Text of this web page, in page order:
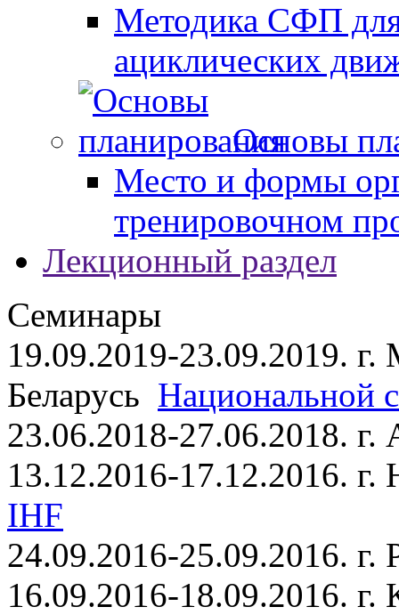
Методика СФП для
ациклических
Основы
Место и формы
тренировочном
Лекционный раздел
Семинары
19.09.2019-23.09.2019. г.
Беларусь Национальной
23.06.2018-27.06.2018.
13.12.2016-17.12.2016.
IHF
24.09.2016-25.09.2016. г.
16.09.2016-18.09.2016.